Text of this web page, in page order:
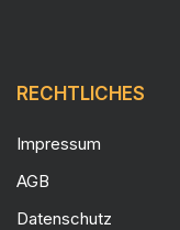
RECHTLICHES
Impressum
AGB
Datenschutz